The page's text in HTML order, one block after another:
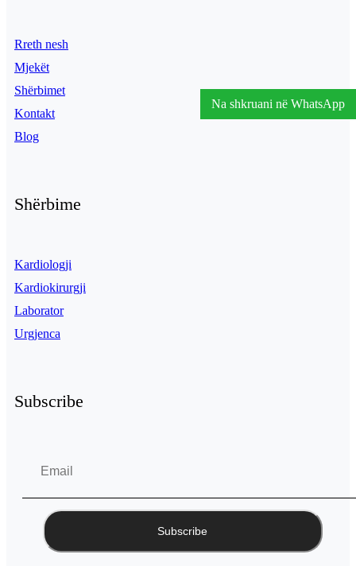
Rreth nesh
Mjekët
Shërbimet
Kontakt
Blog
Shërbime
Kardiologji
Kardiokirurgji
Laborator
Urgjenca
Subscribe
Na shkruani në WhatsApp